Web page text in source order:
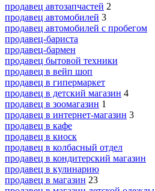
продавец автозапчастей 2
продавец автомобилей 3
продавец автомобилей с пробегом
продавец-бариста
продавец-бармен
продавец бытовой техники
продавец в вейп шоп
продавец в гипермаркет
продавец в детский магазин 4
продавец в зоомагазин 1
продавец в интернет-магазин 3
продавец в кафе
продавец в киоск
продавец в колбасный отдел
продавец в кондитерский магазин
продавец в кулинарию
продавец в магазин 23